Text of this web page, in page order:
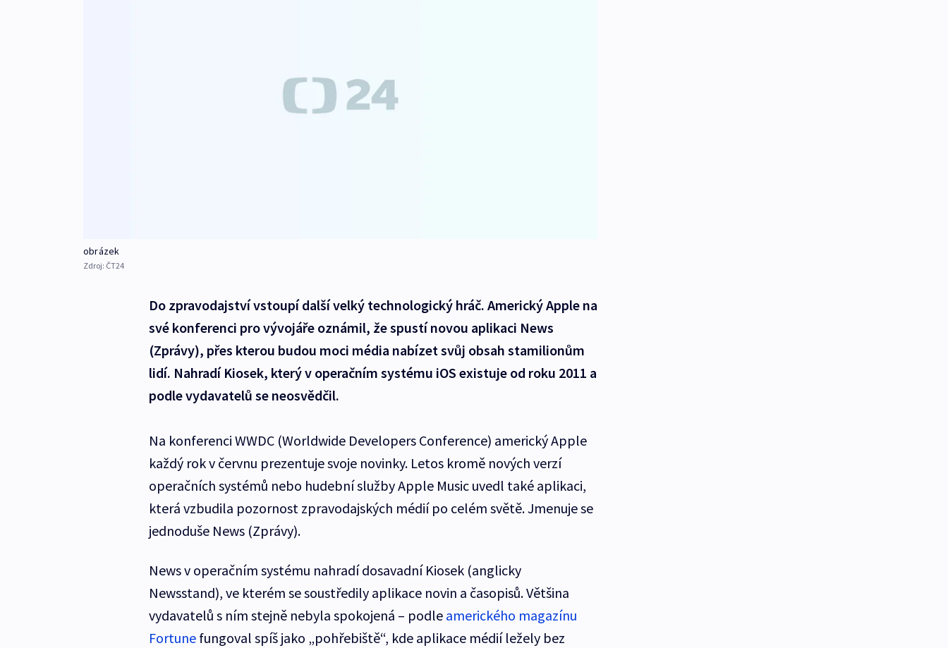
obrázek
Zdroj: ČT24
Do zpravodajství vstoupí další velký technologický hráč. Americký Apple na
své konferenci pro vývojáře oznámil, že spustí novou aplikaci News
(Zprávy), přes kterou budou moci média nabízet svůj obsah stamilionům
lidí. Nahradí Kiosek, který v operačním systému iOS existuje od roku 2011 a
podle vydavatelů se neosvědčil.
Na konferenci WWDC (Worldwide Developers Conference) americký Apple
každý rok v červnu prezentuje svoje novinky. Letos kromě nových verzí
operačních systémů nebo hudební služby Apple Music uvedl také aplikaci,
která vzbudila pozornost zpravodajských médií po celém světě. Jmenuje se
jednoduše News (Zprávy).
News v operačním systému nahradí dosavadní Kiosek (anglicky
Newsstand), ve kterém se soustředily aplikace novin a časopisů. Většina
vydavatelů s ním stejně nebyla spokojená – podle amerického magazínu
Fortunefungoval spíš jako „pohřebiště“, kde aplikace médií ležely bez